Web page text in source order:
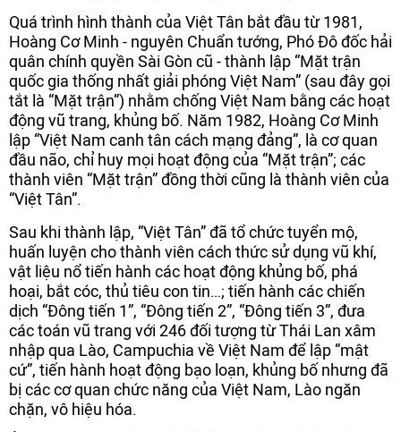
Quá trình hình thành của Việt Tân bắt đầu từ 1981,
Hoàng Cơ Minh - nguyên Chuẩn tướng, Phó Đô đốc hải
quân chính quyền Sài Gòn cũ - thành lập “Mặt trận
quốc gia thống nhất giải phóng Việt Nam” (sau đây gọi
tắt là “Mặt trận”) nhằm chống Việt Nam bằng các hoạt
động vũ trang, khủng bố. Năm 1982, Hoàng Cơ Minh
lập “Việt Nam canh tân cách mạng đảng”, là cơ quan
đầu não, chỉ huy mọi hoạt động của “Mặt trận”; các
thành viên “Mặt trận” đồng thời cũng là thành viên của
“Việt Tân”.
Sau khi thành lập, “Việt Tân” đã tổ chức tuyển mộ,
huấn luyện cho thành viên cách thức sử dụng vũ khí,
vật liệu nổ tiến hành các hoạt động khủng bố, phá
hoại, bắt cóc, thủ tiêu con tin…; tiến hành các chiến
dịch “Đông tiến 1”, “Đông tiến 2”, “Đông tiến 3”, đưa
các toán vũ trang với 246 đối tượng từ Thái Lan xâm
nhập qua Lào, Campuchia về Việt Nam để lập “mật
cứ”, tiến hành hoạt động bạo loạn, khủng bố nhưng đã
bị các cơ quan chức năng của Việt Nam, Lào ngăn
chặn, vô hiệu hóa.